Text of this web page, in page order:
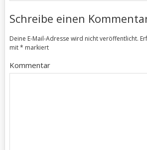
Schreibe einen
Deine E-Mail-Adresse wird nicht veröffentlicht.
mit* markiert
Kommentar